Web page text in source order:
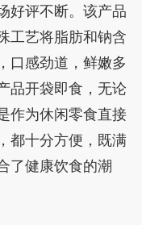
好评不断。该产品
工艺将脂肪和钠含
口感劲道，鲜嫩多
品开袋即食，无论
作为休闲零食直接
都十分方便，既满
了健康饮食的潮